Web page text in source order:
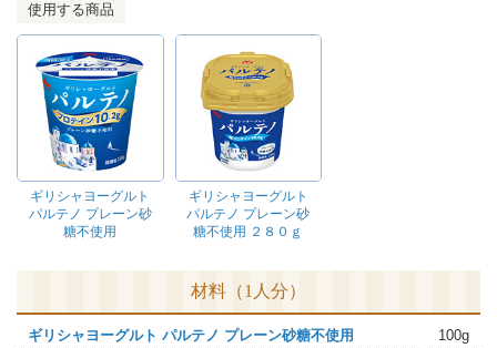
使用する商品
ギリシャヨーグルト
パルテノ プレーン砂
糖不使用
ギリシャヨーグルト
パルテノ プレーン砂
糖不使用 ２８０ｇ
材料（1人分）
ギリシャヨーグルト パルテノ プレーン砂糖不使用
100g